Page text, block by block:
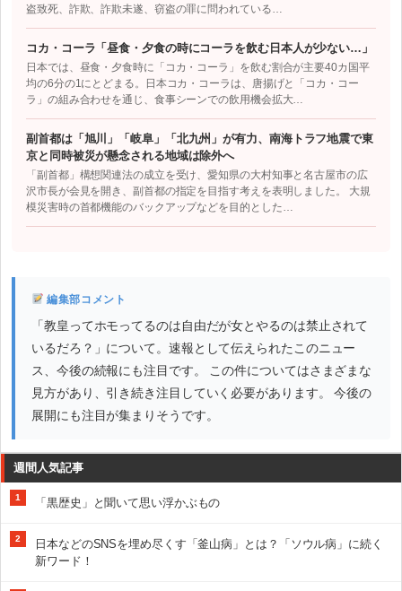
盗致死、詐欺、詐欺未遂、窃盗の罪に問われている…
コカ・コーラ「昼食・夕食の時にコーラを飲む日本人が少ない…」
日本では、昼食・夕食時に「コカ・コーラ」を飲む割合が主要40カ国平
均の6分の1にとどまる。日本コカ・コーラは、唐揚げと「コカ・コー
ラ」の組み合わせを通じ、食事シーンでの飲用機会拡大…
副首都は「旭川」「岐阜」「北九州」が有力、南海トラフ地震で東
京と同時被災が懸念される地域は除外へ
「副首都」構想関連法の成立を受け、愛知県の大村知事と名古屋市の広
沢市長が会見を開き、副首都の指定を目指す考えを表明しました。 大規
模災害時の首都機能のバックアップなどを目的とした…
編集部コメント
「教皇ってホモってるのは自由だが女とやるのは禁止されて
いるだろ？」について。速報として伝えられたこのニュー
ス、今後の続報にも注目です。 この件についてはさまざまな
見方があり、引き続き注目していく必要があります。 今後の
展開にも注目が集まりそうです。
週間人気記事
1 「黒歴史」と聞いて思い浮かぶもの
2
日本などのSNSを埋め尽くす「釜山病」とは？「ソウル病」に続く
新ワード！